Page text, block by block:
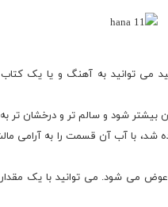
می توانید به آهنگ و یا یک کتاب
شود و سالم تر و درخشان تر به
شد، با آب آن قسمت را به آرامی
شود. می توانید با یک مقدار